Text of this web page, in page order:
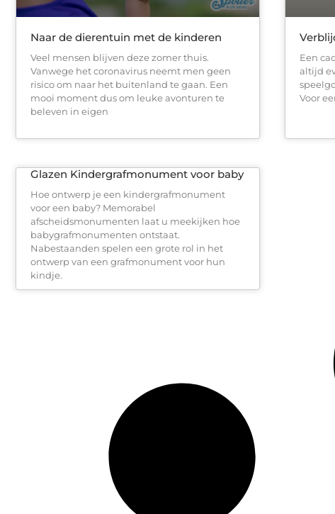
Naar de dierentuin met de kinderen
Veel mensen blijven deze zomer thuis.
Vanwege het coronavirus neemt men geen
risico om naar het buitenland te gaan. Een
mooi moment dus om leuke avonturen te
beleven in eigen
Een
altijd
Voor
Glazen Kindergrafmonument voor baby
Hoe ontwerp je een kindergrafmonument
voor een baby? Memorabel
afscheidsmonumenten laat u meekijken hoe
babygrafmonumenten ontstaat.
Nabestaanden spelen een grote rol in het
ontwerp van een grafmonument voor hun
kindje.